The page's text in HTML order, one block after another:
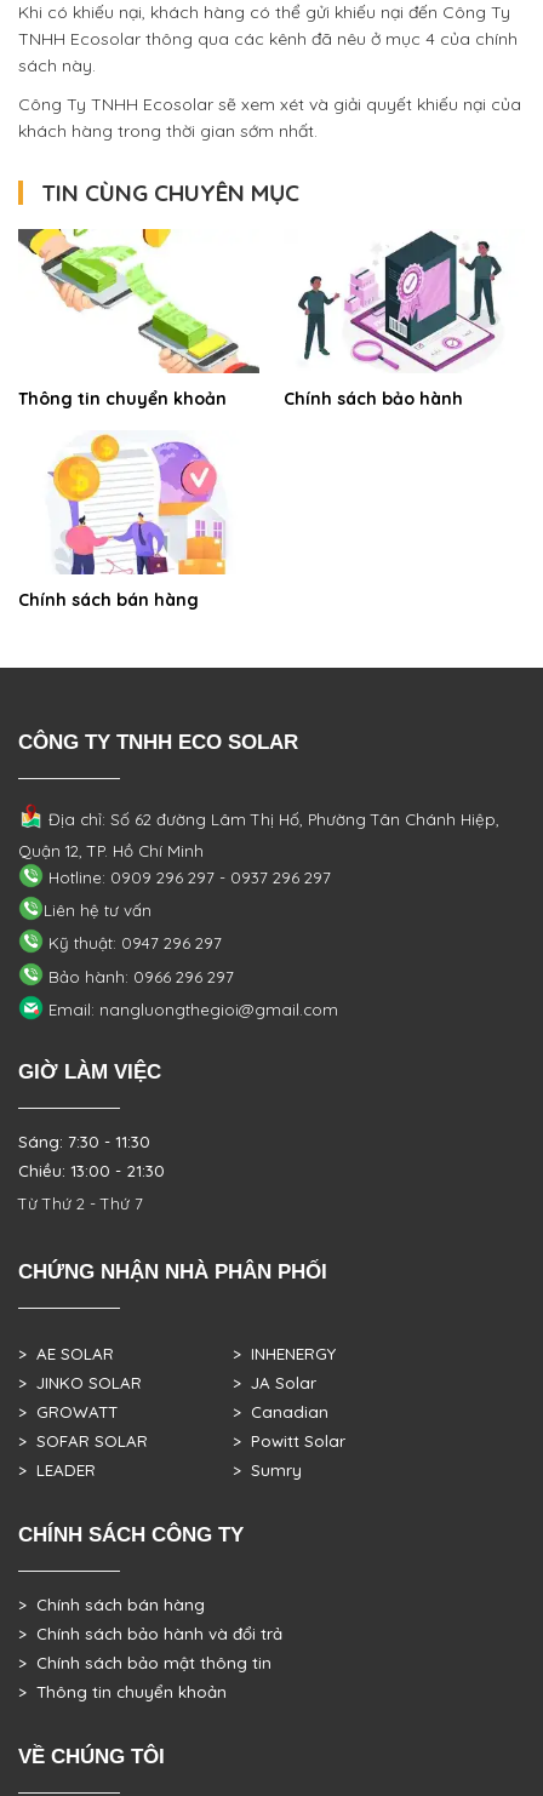
Khi có khiếu nại, khách hàng có thể gửi khiếu nại đến Công Ty
TNHH Ecosolar thông qua các kênh đã nêu ở mục 4 của chính
sách này.
Công Ty TNHH Ecosolar sẽ xem xét và giải quyết khiếu nại của
khách hàng trong thời gian sớm nhất.
TIN CÙNG CHUYÊN MỤC
Thông tin chuyển khoản Chính sách bảo hành
Chính sách bán hàng
CÔNG TY TNHH ECO SOLAR
Địa chỉ: Số 62 đường Lâm Thị Hố, PhườngTân Chánh Hiệp,
Quận 12, TP. Hồ Chí Minh
Hotline: 0909 296 297 - 0937 296 297
Liên hệ tư vấn
Kỹ thuật: 0947 296 297
Bảo hành: 0966 296 297
Email: nangluongthegioi@gmail.com
GIỜ LÀM VIỆC
Sáng: 7:30 - 11:30
Chiều: 13:00 - 21:30
Từ Thứ 2 - Thứ 7
CHỨNG NHẬN NHÀ PHÂN PHỐI
> AE SOLAR
> JINKO SOLAR
> GROWATT
> SOFAR SOLAR
> LEADER
> INHENERGY
> JA Solar
> Canadian
> Powitt Solar
> Sumry
CHÍNH SÁCH CÔNG TY
> Chính sách bán hàng
> Chính sách bảo hành và đổi trả
> Chính sách bảo mật thông tin
> Thông tin chuyển khoản
VỀ CHÚNG TÔI